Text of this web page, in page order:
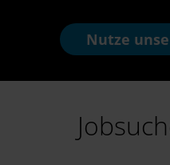
Nutze